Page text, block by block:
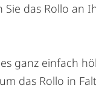
das Rollo an
ganz einfach
das Rollo in